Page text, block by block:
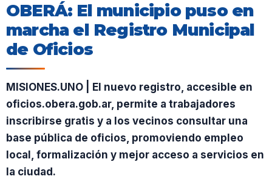
OBERÁ: El municipio puso en
marcha el Registro Municipal
de Oficios
MISIONES.UNO | El nuevo registro, accesible en
oficios.obera.gob.ar, permite a trabajadores
inscribirse gratis y a los vecinos consultar una
base pública de oficios, promoviendo empleo
local, formalización y mejor acceso a servicios en
la ciudad.